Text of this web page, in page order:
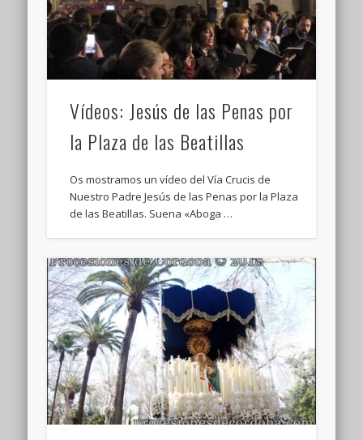
Vídeos: Jesús de las Penas por
la Plaza de las Beatillas
Os mostramos un vídeo del Vía Crucis de
Nuestro Padre Jesús de las Penas por la Plaza
de las Beatillas. Suena «Aboga …